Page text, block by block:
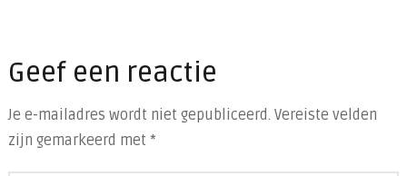
Geef een reactie
Je e-mailadres wordt niet gepubliceerd. Vereiste velden
zijn gemarkeerd met *